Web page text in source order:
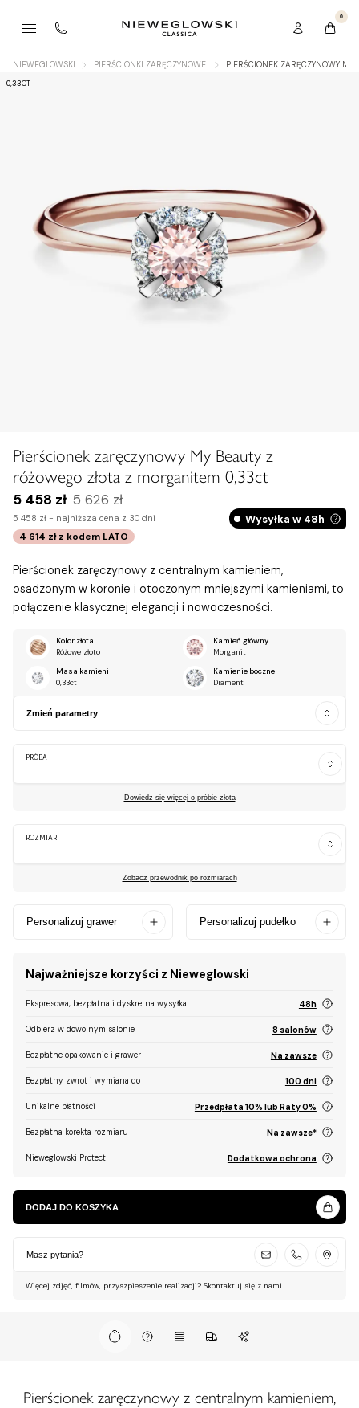
0
NIEWEGLOWSKI PIERŚCIONKI ZARĘCZYNOWE PIERŚCIONEK ZARĘCZYNOWY
0,33CT
Pierścionek zaręczynowy My Beauty z
różowego złota z morganitem 0,33ct
5 458 zł 5 626 zł
5 458 zł - najniższa cena z 30 dni
4 614 zł z kodem LATO
Wysyłka w 48h
Pierścionek zaręczynowy z centralnym kamieniem,
osadzonym w koronie i otoczonym mniejszymi kamieniami, to
połączenie klasycznej elegancji i nowoczesności.
Kolor złota
Różowe złoto
Kamień główny
Morganit
Masa kamieni
0,33ct
Kamienie boczne
Diament
Zmień parametry
PRÓBA
Dowiedz się więcej o próbie złota
ROZMIAR
Zobacz przewodnik po rozmiarach
Personalizuj grawer Personalizuj pudełko
Najważniejsze korzyści z Nieweglowski
Ekspresowa, bezpłatna i dyskretna wysyłka 48h
Odbierz w dowolnym salonie 8 salonów
Bezpłatne opakowanie i grawer Na zawsze
Bezpłatny zwrot i wymiana do 100 dni
Unikalne płatności Przedpłata 10% lub Raty 0%
Bezpłatna korekta rozmiaru Na zawsze*
Nieweglowski Protect Dodatkowa ochrona
DODAJ DO KOSZYKA
Masz pytania?
Więcej zdjęć, filmów, przyszpieszenie realizacji? Skontaktuj się z nami.
Pierścionek zaręczynowy z centralnym kamieniem,